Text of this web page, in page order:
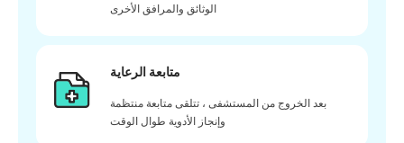
الوثائق والمرافق الأخرى
متابعة الرعاية
بعد الخروج من المستشفى ، تتلقى متابعة منتظمة
وإنجاز الأدوية طوال الوقت